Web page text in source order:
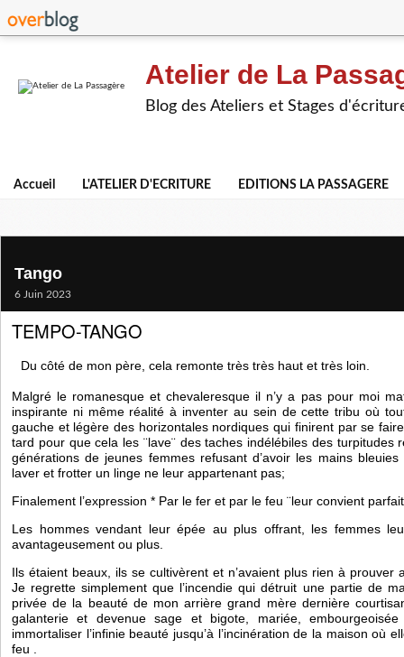
Atelier de La
Blog des Ateliers et Stages
Accueil L'ATELIER D'ECRITURE EDITIONS LA PASSAGERE
Tango
6 Juin 2023
TEMPO-TANGO
Du côté de mon père, cela remonte très très haut et très loin.
Malgré le romanesque et chevaleresque il n’y a pas pour moi
inspirante ni même réalité à inventer au sein de cette tribu où
gauche et légère des horizontales nordiques qui finirent par se
tard pour que cela les ¨lave¨ des taches indélébiles des turpitudes
générations de jeunes femmes refusant d’avoir les mains
laver et frotter un linge ne leur appartenant pas;
Finalement l’expression * Par le fer et par le feu ¨leur convient
Les hommes vendant leur épée au plus offrant, les femmes
avantageusement ou plus.
Ils étaient beaux, ils se cultivèrent et n’avaient plus rien à prouver
Je regrette simplement que l’incendie qui détruit une partie de
privée de la beauté de mon arrière grand mère dernière
galanterie et devenue sage et bigote, mariée,
immortaliser l’infinie beauté jusqu’à l’incinération de la maison où
feu .